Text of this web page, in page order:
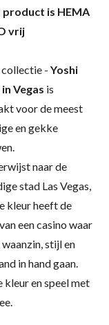
product is HEMA
vrij
collectie - Yoshi
Vegas is
voor de meest
en gekke
naar de
stad Las Vegas,
kleur heeft de
een casino waar
stijl en
in hand gaan.
kleur en speel met